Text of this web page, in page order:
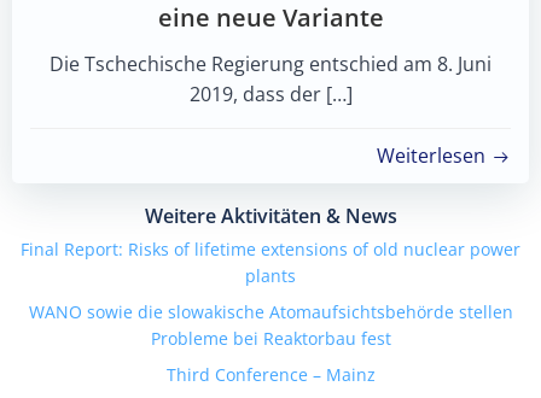
eine neue Variante
Die Tschechische Regierung entschied am 8. Juni
2019, dass der […]
Weiterlesen
Weitere Aktivitäten & News
Final Report: Risks of lifetime extensions of old nuclear power
plants
WANO sowie die slowakische Atomaufsichtsbehörde stellen
Probleme bei Reaktorbau fest
Third Conference – Mainz